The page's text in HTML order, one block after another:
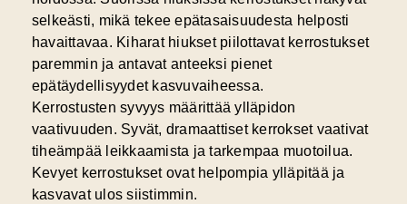
selkeästi, mikä tekee epätasaisuudesta helposti
havaittavaa. Kiharat hiukset piilottavat kerrostukset
paremmin ja antavat anteeksi pienet
epätäydellisyydet kasvuvaiheessa.
Kerrostusten syvyys määrittää ylläpidon
vaativuuden. Syvät, dramaattiset kerrokset vaativat
tiheämpää leikkaamista ja tarkempaa muotoilua.
Kevyet kerrostukset ovat helpompia ylläpitää ja
kasvavat ulos siistimmin.